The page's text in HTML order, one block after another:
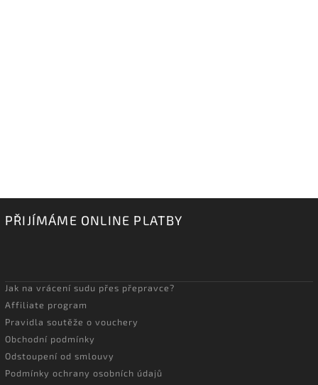
PŘIJÍMÁME ONLINE PLATBY
Jak na vrácení sudu přes přepravce?
Affiliate program
Pravidla soutěže o vouchery
Obchodní podmínky
Odstoupení od smlouvy
Podmínky ochrany osobních údajů